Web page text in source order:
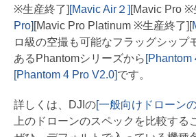
※生産終了] [Mavic Air２] [Mavic Pro ※
Pro] [Mavic Pro Platinum ※生産終了][
ロ級の空撮も可能なフラッグシップ
あるPhantomシリーズから [Phantom
[Phantom 4 Pro V2.0]です。
詳しくは、DJIの[一般向けドローン
上のドローンのスペックを比較する